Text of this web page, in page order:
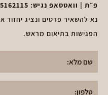
פ״ת | וואטסאפ נגיש:
נא להשאיר פרטים ונציג יחזור
הפגישות בתיאום מראש.